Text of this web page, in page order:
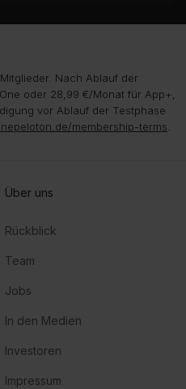
Nach Ablauf der
oder 28,99 €/Monat für App+,
vor Ablauf der Testphase
membership-terms
Über uns
Rückblick
Team
Jobs
In den Medien
Investoren
Impressum